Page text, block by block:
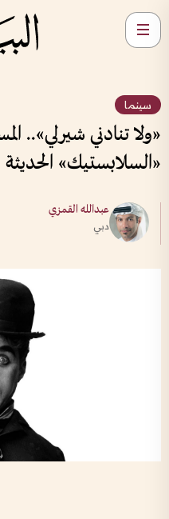
سينما
​«ولا تنادني شيرلي»..
«السلابستيك» الحديثة
عبدالله القمزي
دبي